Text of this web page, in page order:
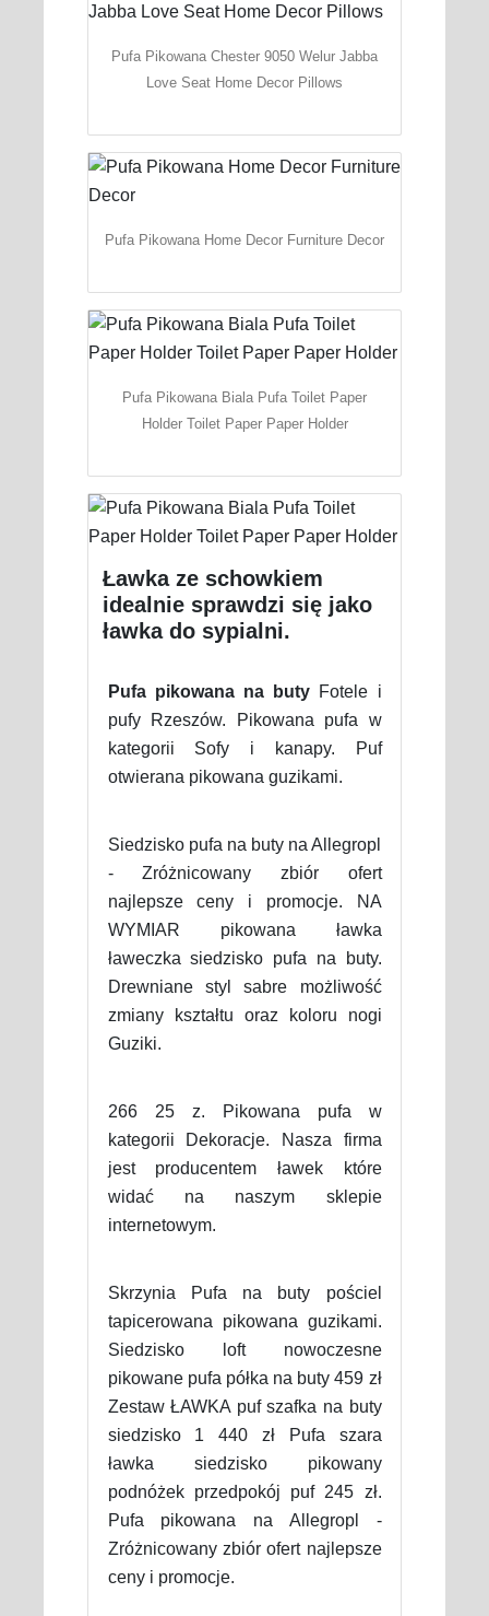
Pufa Pikowana Chester 9050 Welur Jabba
Love Seat Home Decor Pillows
Pufa Pikowana Home Decor Furniture Decor
Pufa Pikowana Biala Pufa Toilet Paper
Holder Toilet Paper Paper Holder
Ławka ze schowkiem
idealnie sprawdzi się jako
ławka do sypialni.
Pufa pikowana na buty Fotele i
pufy Rzeszów. Pikowana pufa w
kategorii Sofy i kanapy. Puf
otwierana pikowana guzikami.
Siedzisko pufa na buty na Allegropl
- Zróżnicowany zbiór ofert
najlepsze ceny i promocje. NA
WYMIAR pikowana ławka
ławeczka siedzisko pufa na buty.
Drewniane styl sabre możliwość
zmiany kształtu oraz koloru nogi
Guziki.
266 25 z. Pikowana pufa w
kategorii Dekoracje. Nasza firma
jest producentem ławek które
widać na naszym sklepie
internetowym.
Skrzynia Pufa na buty pościel
tapicerowana pikowana guzikami.
Siedzisko loft nowoczesne
pikowane pufa półka na buty 459 zł
Zestaw ŁAWKA puf szafka na buty
siedzisko 1 440 zł Pufa szara
ławka siedzisko pikowany
podnóżek przedpokój puf 245 zł.
Pufa pikowana na Allegropl -
Zróżnicowany zbiór ofert najlepsze
ceny i promocje.